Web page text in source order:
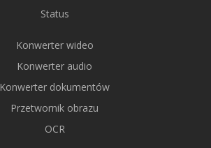
Status
Konwerter wideo
Konwerter audio
Konwerter dokumentów
Przetwornik obrazu
OCR